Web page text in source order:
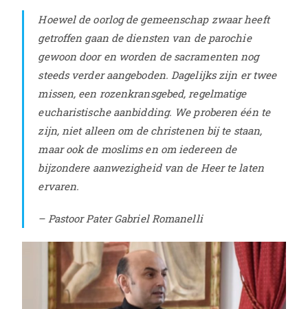
Hoewel de oorlog de gemeenschap zwaar heeft
getroffen gaan de diensten van de parochie
gewoon door en worden de sacramenten nog
steeds verder aangeboden. Dagelijks zijn er twee
missen, een rozenkransgebed, regelmatige
eucharistische aanbidding. We proberen één te
zijn, niet alleen om de christenen bij te staan,
maar ook de moslims en om iedereen de
bijzondere aanwezigheid van de Heer te laten
ervaren.
– Pastoor Pater Gabriel Romanelli